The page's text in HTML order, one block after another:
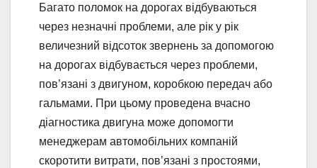
Багато поломок на дорогах відбуваються
через незначні проблеми, але рік у рік
величезний відсоток звернень за допомогою
на дорогах відбувається через проблеми,
пов’язані з двигуном, коробкою передач або
гальмами. При цьому проведена вчасно
діагностика двигуна може допомогти
менеджерам автомобільних компаній
скоротити витрати, пов’язані з простоями,